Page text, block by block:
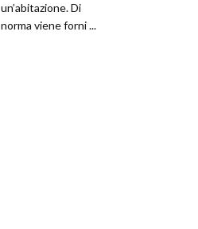
un’abitazione. Di
norma viene forni ...